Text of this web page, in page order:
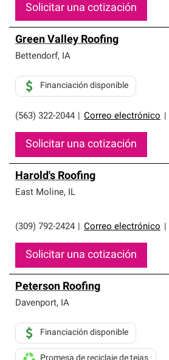
Solicitar una cotización
Green Valley Roofing
Bettendorf, IA
(563) 322-2044 Correo electrónico
Financiación disponible
Solicitar una cotización
Harold's Roofing
East Moline, IL
(309) 792-2424 Correo electrónico
Solicitar una cotización
Peterson Roofing
Davenport, IA
Financiación disponible